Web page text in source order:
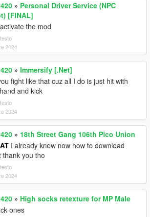
» Personal Driver Service (NPC
[FINAL]
the mod
2024
» Immersify [.Net]
fight like that cuz all I do is just hit with
and kick
2024
» 18th Street Gang 106th Pico Union
I already know now how to download
thank you tho
2024
» High socks retexture for MP Male
ones